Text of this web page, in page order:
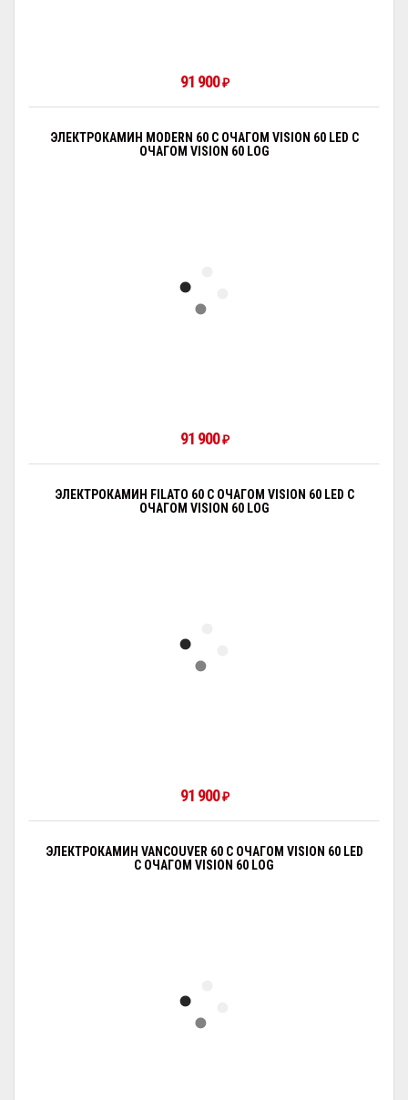
91 900₽
ЭЛЕКТРОКАМИН MODERN 60 С ОЧАГОМ VISION 60 LED С
ОЧАГОМ VISION 60 LOG
91 900₽
ЭЛЕКТРОКАМИН FILATO 60 С ОЧАГОМ VISION 60 LED С
ОЧАГОМ VISION 60 LOG
91 900₽
ЭЛЕКТРОКАМИН VANCOUVER 60 С ОЧАГОМ VISION 60 LED
С ОЧАГОМ VISION 60 LOG